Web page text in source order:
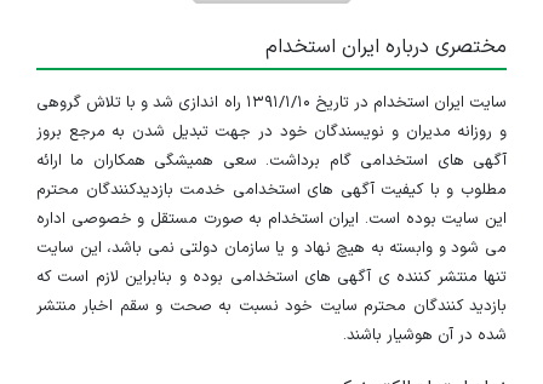
مختصری درباره ایران استخدام
سایت ایران استخدام در تاریخ ۱۳۹۱/۱/۱۰ راه اندازی شد و با تلاش گروهی
و روزانه مدیران و نویسندگان خود در جهت تبدیل شدن به مرجع بروز
آگهی های استخدامی گام برداشت. سعی همیشگی همکاران ما ارائه
مطلوب و با کیفیت آگهی های استخدامی خدمت بازدیدکنندگان محترم
این سایت بوده است. ایران استخدام به صورت مستقل و خصوصی اداره
می شود و وابسته به هیچ نهاد و یا سازمان دولتی نمی باشد، این سایت
تنها منتشر کننده ی آگهی های استخدامی بوده و بنابراین لازم است که
بازدید کنندگان محترم سایت خود نسبت به صحت و سقم اخبار منتشر
شده در آن هوشیار باشند.